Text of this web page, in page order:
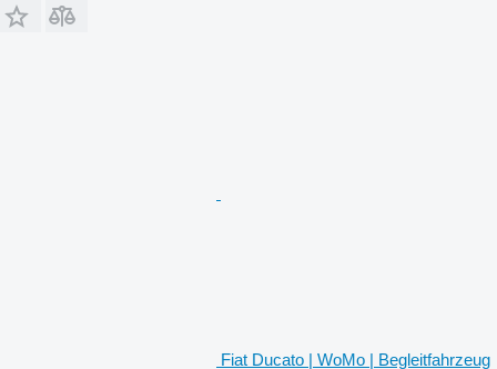
Fiat Ducato | WoMo | Begleitfahrzeug